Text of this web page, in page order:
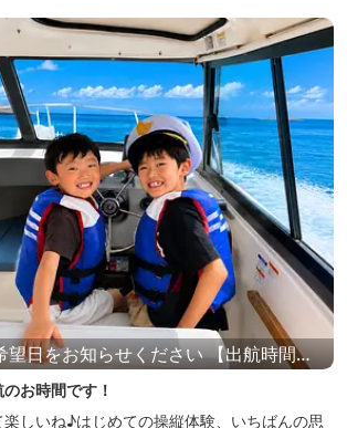
望日をお知らせください 【出航時間】
00/11：00/13：00/14：00
お時間です！
しいね♪はじめての操縦体験、いちばんの思